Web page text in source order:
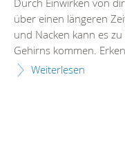
über einen längeren
und Nacken kann es
Gehirns kommen.
Weiterlesen